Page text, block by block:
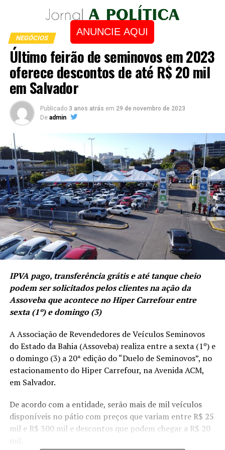
ANUNCIE AQUI
NEGÓCIOS
Último feirão de seminovos em 2023
oferece descontos de até R$ 20 mil
em Salvador
Publicado 3 anos atrás em 29 de novembro de 2023
De admin
IPVA pago, transferência grátis e até tanque cheio
podem ser solicitados pelos clientes na ação da
Assoveba que acontece no Hiper Carrefour entre
sexta (1º) e domingo (3)
A Associação de Revendedores de Veículos Seminovos
do Estado da Bahia (Assoveba) realiza entre a sexta (1º) e
o domingo (3) a 20ª edição do “Duelo de Seminovos”, no
estacionamento do Hiper Carrefour, na Avenida ACM,
em Salvador.
De acordo com a entidade, serão mais de mil veículos
disponíveis no pátio com preços que variam entre R$ 25
mil e R$ 300 mil e descontos que podem chegar a R$ 20